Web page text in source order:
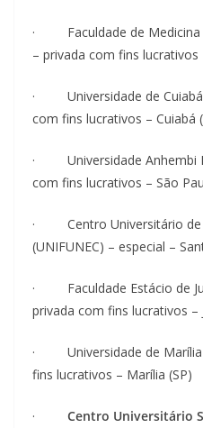
· Faculdade de Medicina
– privada com fins lucrativos
· Universidade de Cuiabá
com fins lucrativos – Cuiabá
· Universidade Anhembi
com fins lucrativos – São
· Centro Universitário de
(UNIFUNEC) – especial –
· Faculdade Estácio de
privada com fins lucrativos –
· Universidade de Marília
fins lucrativos – Marília (SP)
· Centro Universitário